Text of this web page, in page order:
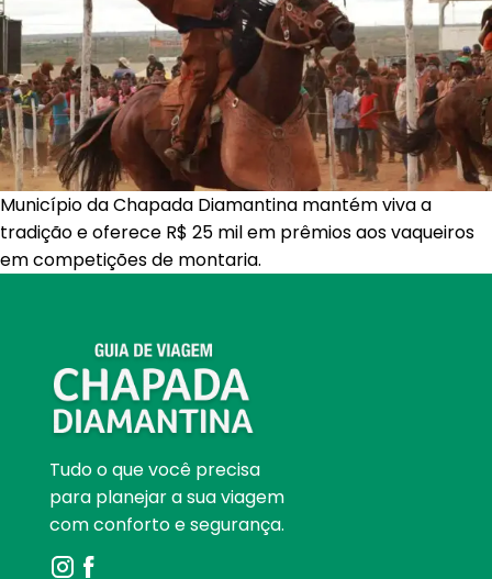
Município da Chapada Diamantina mantém viva a
tradição e oferece R$ 25 mil em prêmios aos vaqueiros
em competições de montaria.
Tudo o que você precisa
para planejar a sua viagem
com conforto e segurança.